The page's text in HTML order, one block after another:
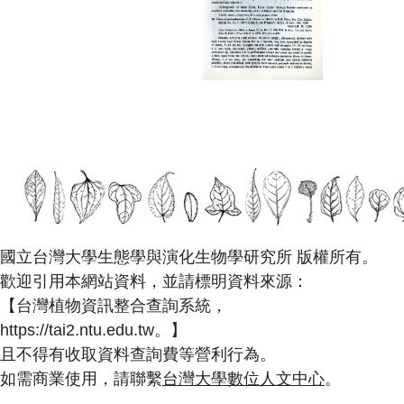
國立台灣大學生態學與演化生物學研究所 版權所有。
歡迎引用本網站資料，並請標明資料來源：
【台灣植物資訊整合查詢系統，
https://tai2.ntu.edu.tw。】
且不得有收取資料查詢費等營利行為。
如需商業使用，請聯繫台灣大學數位人文中心。